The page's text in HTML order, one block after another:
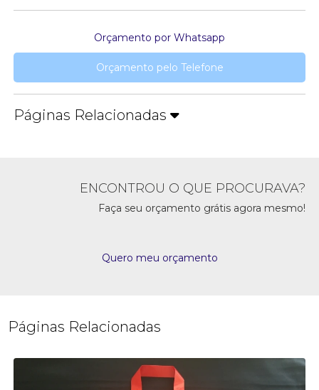
Orçamento por Whatsapp
Orçamento pelo Telefone
Páginas Relacionadas
ENCONTROU O QUE PROCURAVA?
Faça seu orçamento grátis agora mesmo!
Quero meu orçamento
Páginas Relacionadas